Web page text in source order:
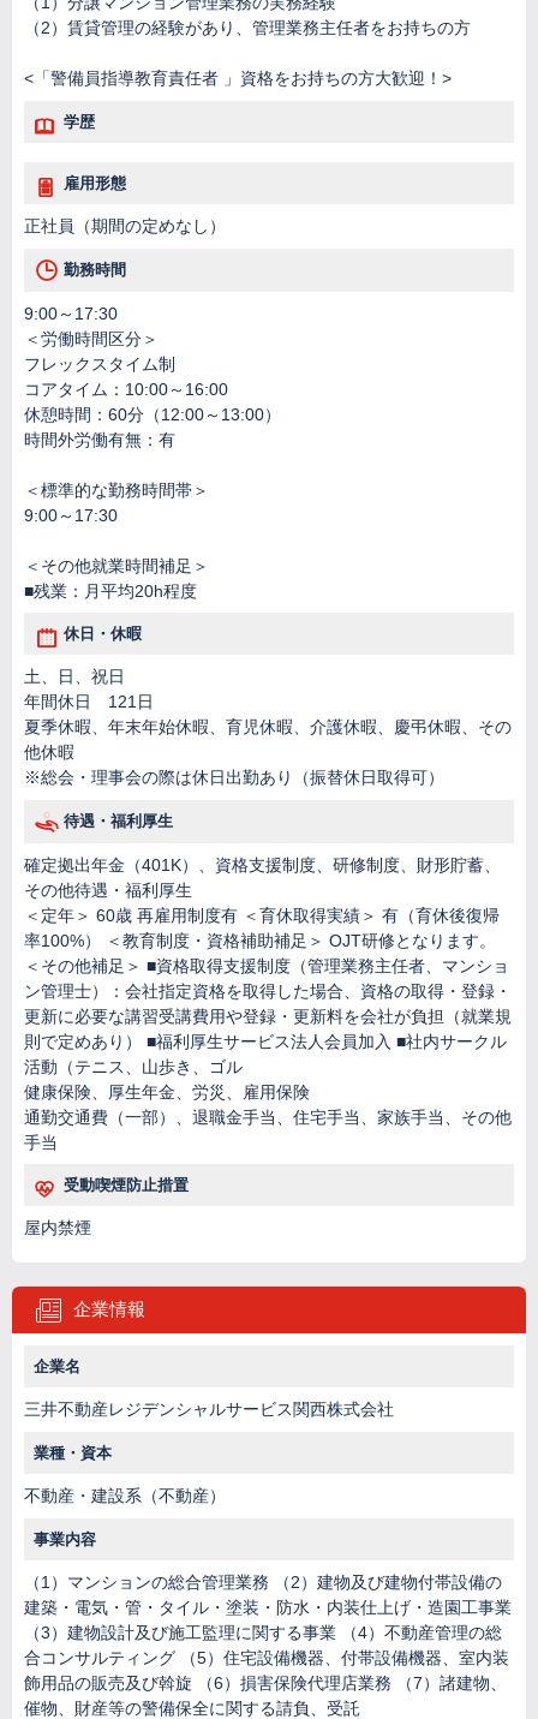
（2）賃貸管理の経験があり、管理業務主任者をお持ちの方
<「警備員指導教育責任者 」資格をお持ちの方大歓迎！>
学歴
雇用形態
正社員（期間の定めなし）
勤務時間
9:00～17:30
＜労働時間区分＞
フレックスタイム制
コアタイム：10:00～16:00
休憩時間：60分（12:00～13:00）
時間外労働有無：有
＜標準的な勤務時間帯＞
9:00～17:30
＜その他就業時間補足＞
■残業：月平均20h程度
休日・休暇
土、日、祝日
年間休日 121日
夏季休暇、年末年始休暇、育児休暇、介護休暇、慶弔休暇、その
他休暇
※総会・理事会の際は休日出勤あり（振替休日取得可）
待遇・福利厚生
確定拠出年金（401K）、資格支援制度、研修制度、財形貯蓄、
その他待遇・福利厚生
＜定年＞ 60歳 再雇用制度有 ＜育休取得実績＞ 有（育休後復帰
率100%） ＜教育制度・資格補助補足＞ OJT研修となります。
＜その他補足＞ ■資格取得支援制度（管理業務主任者、マンショ
ン管理士）：会社指定資格を取得した場合、資格の取得・登録・
更新に必要な講習受講費用や登録・更新料を会社が負担（就業規
則で定めあり） ■福利厚生サービス法人会員加入 ■社内サークル
活動（テニス、山歩き、ゴル
健康保険、厚生年金、労災、雇用保険
通勤交通費（一部）、退職金手当、住宅手当、家族手当、その他
手当
受動喫煙防止措置
屋内禁煙
企業情報
企業名
三井不動産レジデンシャルサービス関西株式会社
業種・資本
不動産・建設系（不動産）
事業内容
（1）マンションの総合管理業務 （2）建物及び建物付帯設備の
建築・電気・管・タイル・塗装・防水・内装仕上げ・造園工事業
（3）建物設計及び施工監理に関する事業 （4）不動産管理の総
合コンサルティング （5）住宅設備機器、付帯設備機器、室内装
飾用品の販売及び斡旋 （6）損害保険代理店業務 （7）諸建物、
催物、財産等の警備保全に関する請負、受託